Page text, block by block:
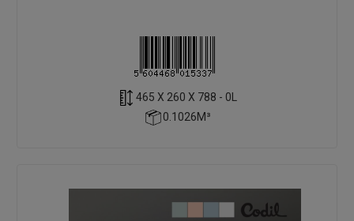
465 X 260 X 788 - 0L
0.1026M³